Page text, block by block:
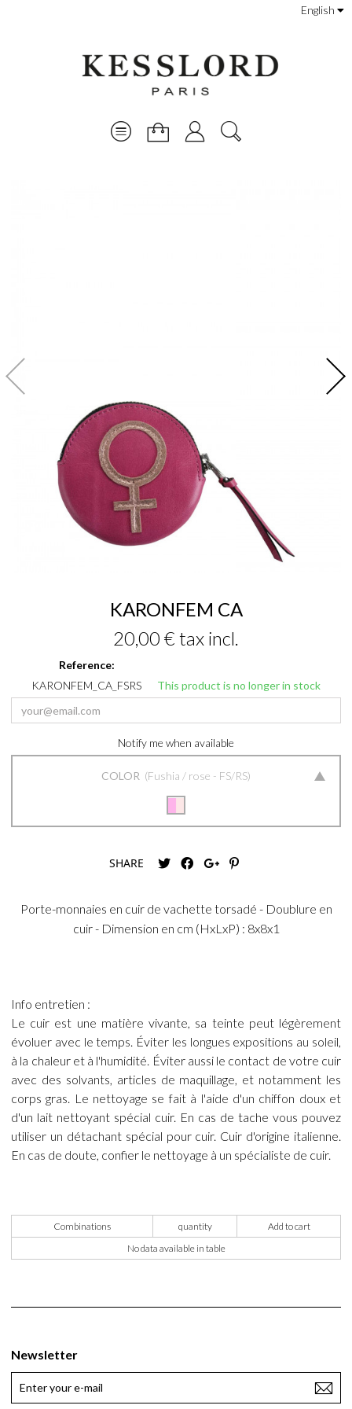
English
KARONFEM CA
20,00 € tax incl.
Reference:
KARONFEM_CA_FSRS
This product is no longer in stock
Notify me when available
COLOR Fushia / rose - FS/RS
SHARE
Porte-monnaies en cuir de vachette torsadé - Doublure en
cuir - Dimension en cm (HxLxP) : 8x8x1
Info entretien :
Le cuir est une matière vivante, sa teinte peut légèrement
évoluer avec le temps. Éviter les longues expositions au soleil,
à la chaleur et à l'humidité. Éviter aussi le contact de votre cuir
avec des solvants, articles de maquillage, et notamment les
corps gras. Le nettoyage se fait à l'aide d'un chiffon doux et
d'un lait nettoyant spécial cuir. En cas de tache vous pouvez
utiliser un détachant spécial pour cuir. Cuir d'origine italienne.
En cas de doute, confier le nettoyage à un spécialiste de cuir.
Combinations quantity
Add to cart
No data available in table
Newsletter